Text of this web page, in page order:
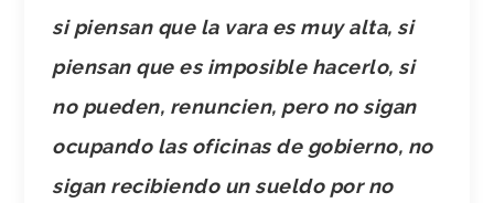
si piensan que la vara es muy alta, si
piensan que es imposible hacerlo, si
no pueden, renuncien, pero no sigan
ocupando las oficinas de gobierno, no
sigan recibiendo un sueldo por no